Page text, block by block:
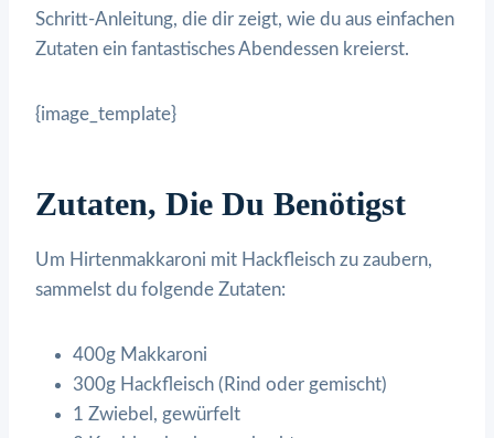
Schritt-Anleitung, die dir zeigt, wie du aus einfachen
Zutaten ein fantastisches Abendessen kreierst.
{image_template}
Zutaten, Die Du Benötigst
Um Hirtenmakkaroni mit Hackfleisch zu zaubern,
sammelst du folgende Zutaten:
400g Makkaroni
300g Hackfleisch (Rind oder gemischt)
1 Zwiebel, gewürfelt